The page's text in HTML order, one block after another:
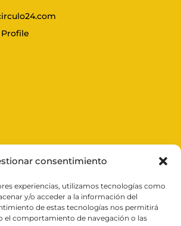
consentimiento
experiencias, utilizamos tecnologías como
y/o acceder a la información del
de estas tecnologías nos permitirá
el comportamiento de navegación o las
enValencia, ofrecemos
y efectivas las 24 horas del día.
puertas y reparación de persianas